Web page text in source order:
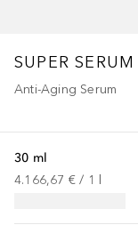
SUPER SERUM
Anti-Aging Serum
30 ml
4.166,67 € / 1